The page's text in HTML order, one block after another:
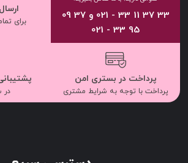
33 37 11 33 - 021 و 37 09
95 33 - 021
برای
پرداخت در بستری امن
پرداخت با توجه به شرایط مشتری در